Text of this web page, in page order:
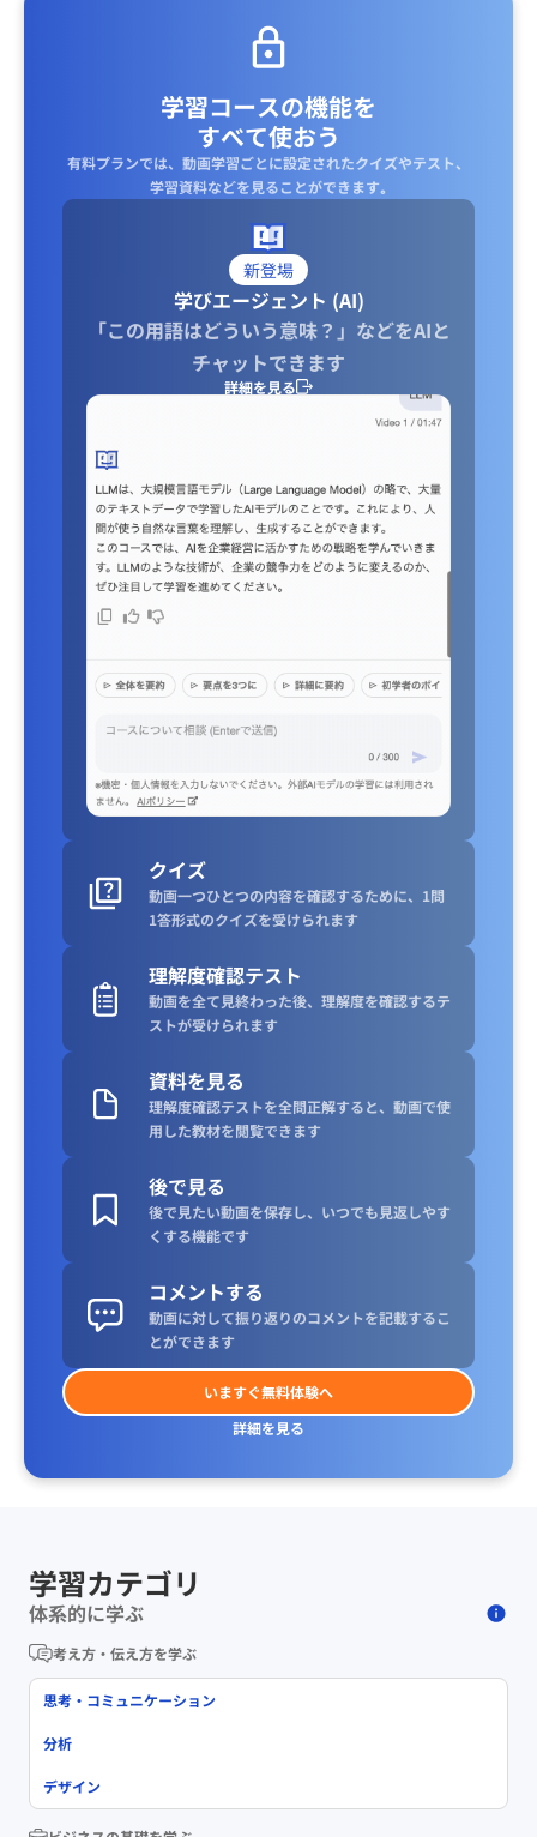
学習コースの機能を
すべて使おう
有料プランでは、動画学習ごとに設定されたクイズやテスト、
学習資料などを見ることができます｡
新登場
学びエージェント (AI)
「この用語はどういう意味？」などをAIと
チャットできます
詳細を見る
クイズ
動画一つひとつの内容を確認するために、1問
1答形式のクイズを受けられます
理解度確認テスト
動画を全て見終わった後、理解度を確認するテ
ストが受けられます
資料を見る
理解度確認テストを全問正解すると、動画で使
用した教材を閲覧できます
後で見る
後で見たい動画を保存し、いつでも見返しやす
くする機能です
コメントする
動画に対して振り返りのコメントを記載するこ
とができます
いますぐ無料体験へ
詳細を見る
学習カテゴリ
体系的に学ぶ
考え方・伝え方を学ぶ
思考・コミュニケーション
分析
デザイン